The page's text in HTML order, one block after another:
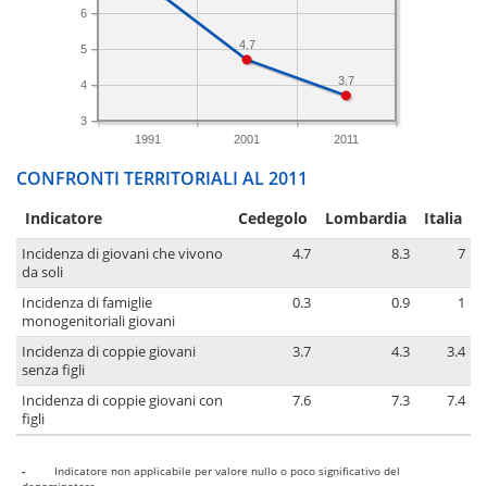
1991 2001 2011
3
4
5
6
3.7
4.7
CONFRONTI TERRITORIALI AL 2011
Indicatore Cedegolo Lombardia Italia
Incidenza di giovani che vivono
da soli
4.7 8.3 7
Incidenza di famiglie
monogenitoriali giovani
0.3 0.9 1
Incidenza di coppie giovani
senza figli
3.7 4.3 3.4
Incidenza di coppie giovani con
figli
7.6 7.3 7.4
-
Indicatore non applicabile per valore nullo o poco significativo del